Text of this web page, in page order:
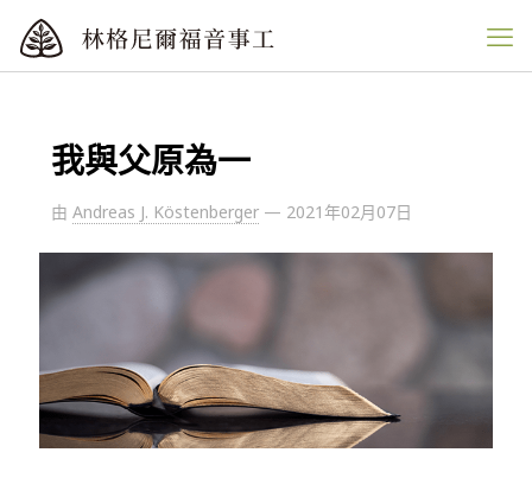
我與父原為一
由 Andreas J. Köstenberger — 2021年02月07日